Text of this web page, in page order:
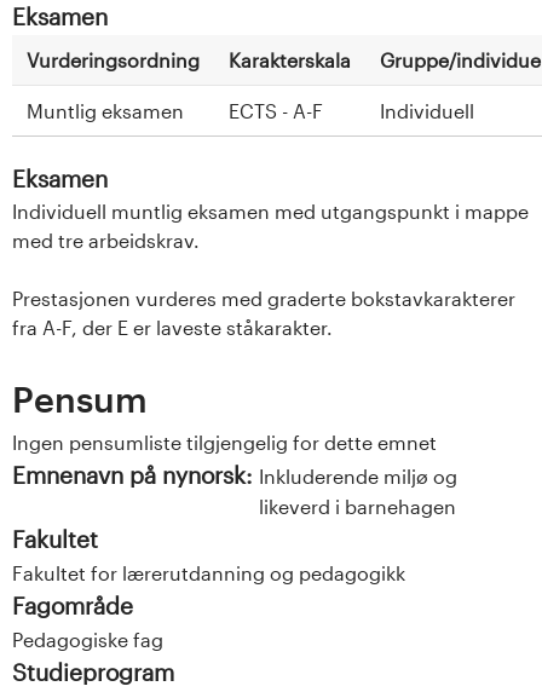
Eksamen
Vurderingsordning Karakterskala Gruppe/
Muntlig eksamen ECTS - A-F Individuell
Eksamen
Individuell muntlig eksamen med utgangspunkt i mappe
med tre arbeidskrav.
Prestasjonen vurderes med graderte bokstavkarakterer
fra A-F, der E er laveste ståkarakter.
Pensum
Ingen pensumliste tilgjengelig for dette emnet
Emnenavn på nynorsk: Inkluderende miljø og
likeverd i barnehagen
Fakultet
Fakultet for lærerutdanning og pedagogikk
Fagområde
Pedagogiske fag
Studieprogram